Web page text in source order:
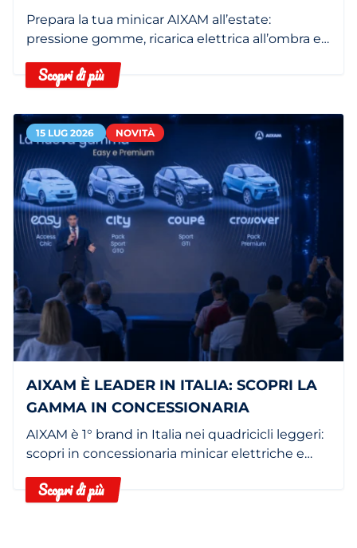
Prepara la tua minicar AIXAM all’estate:
pressione gomme, ricarica elettrica all’ombra e
Scopri di più
15 LUG 2026 NOVITÀ
AIXAM È LEADER IN ITALIA: SCOPRI LA
GAMMA IN CONCESSIONARIA
AIXAM è 1° brand in Italia nei quadricicli leggeri:
scopri in concessionaria minicar elettriche e
Scopri di più